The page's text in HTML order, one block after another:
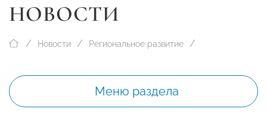
НОВОСТИ
Новости Региональное развитие
Меню раздела